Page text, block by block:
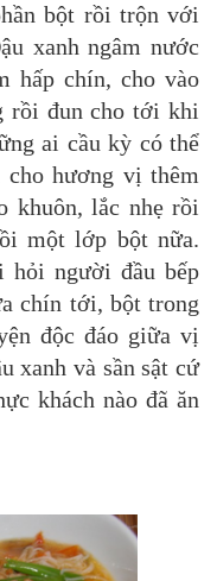
bột rồi trộn với
xanh ngâm nước
hấp chín, cho vào
rồi đun cho tới khi
ai cầu kỳ có thể
hương vị thêm
khuôn, lắc nhẹ rồi
một lớp bột nữa.
hỏi người đầu bếp
chín tới, bột trong
độc đáo giữa vị
xanh và sần sật cứ
khách nào đã ăn